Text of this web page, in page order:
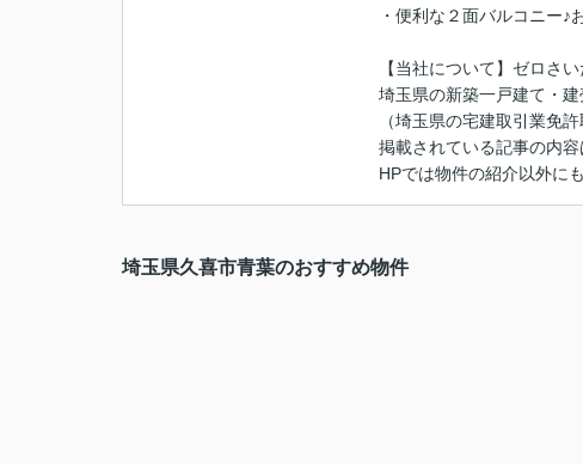
・便利な２面バルコニー
【当社について】ゼロさい
埼玉県の新築一戸建て・
（埼玉県の宅建取引業免
掲載されている記事の内
HPでは物件の紹介以外に
埼玉県久喜市青葉のおすすめ物件